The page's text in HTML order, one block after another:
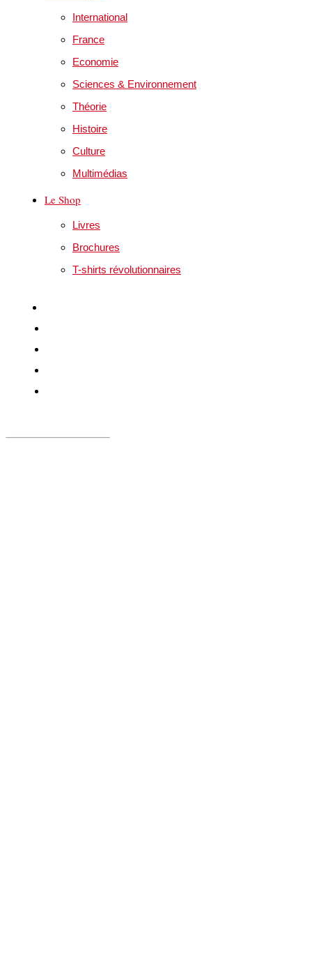
International
France
Economie
Sciences & Environnement
Théorie
Histoire
Culture
Multimédias
Le Shop
Livres
Brochures
T-shirts révolutionnaires